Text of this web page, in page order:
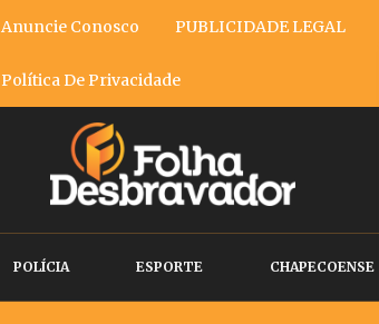
Anuncie Conosco PUBLICIDADE LEGAL
Política De Privacidade
POLÍCIA ESPORTE CHAPECOENSE